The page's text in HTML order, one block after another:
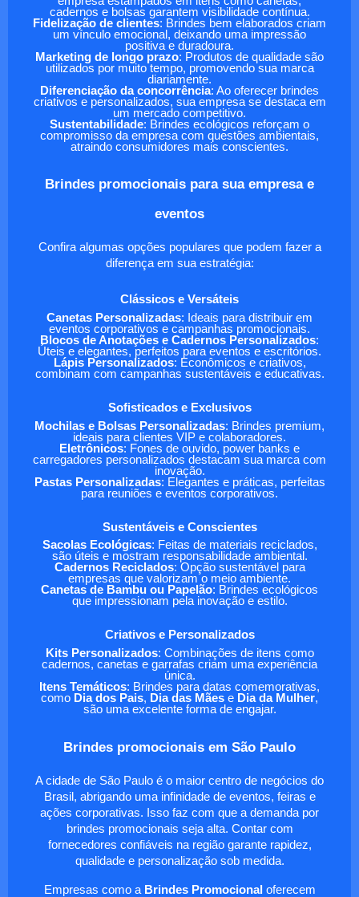
cadernos e bolsas garantem visibilidade contínua.
Fidelização de clientes: Brindes bem elaborados criam
um vínculo emocional, deixando uma impressão
positiva e duradoura.
Marketing de longo prazo: Produtos de qualidade são
utilizados por muito tempo, promovendo sua marca
diariamente.
Diferenciação da concorrência: Ao oferecer brindes
criativos e personalizados, sua empresa se destaca em
um mercado competitivo.
Sustentabilidade: Brindes ecológicos reforçam o
compromisso da empresa com questões ambientais,
atraindo consumidores mais conscientes.
Brindes promocionais para sua empresa e
eventos
Confira algumas opções populares que podem fazer a
diferença em sua estratégia:
Clássicos e Versáteis
Canetas Personalizadas: Ideais para distribuir em
eventos corporativos e campanhas promocionais.
Blocos de Anotações e Cadernos Personalizados:
Úteis e elegantes, perfeitos para eventos e escritórios.
Lápis Personalizados: Econômicos e criativos,
combinam com campanhas sustentáveis e educativas.
Sofisticados e Exclusivos
Mochilas e Bolsas Personalizadas: Brindes premium,
ideais para clientes VIP e colaboradores.
Eletrônicos: Fones de ouvido, power banks e
carregadores personalizados destacam sua marca com
inovação.
Pastas Personalizadas: Elegantes e práticas, perfeitas
para reuniões e eventos corporativos.
Sustentáveis e Conscientes
Sacolas Ecológicas: Feitas de materiais reciclados,
são úteis e mostram responsabilidade ambiental.
Cadernos Reciclados: Opção sustentável para
empresas que valorizam o meio ambiente.
Canetas de Bambu ou Papelão: Brindes ecológicos
que impressionam pela inovação e estilo.
Criativos e Personalizados
Kits Personalizados: Combinações de itens como
cadernos, canetas e garrafas criam uma experiência
única.
Itens Temáticos: Brindes para datas comemorativas,
como Dia dos Pais, Dia das Mães e Dia da Mulher,
são uma excelente forma de engajar.
Brindes promocionais em São Paulo
A cidade de São Paulo é o maior centro de negócios do
Brasil, abrigando uma infinidade de eventos, feiras e
ações corporativas. Isso faz com que a demanda por
brindes promocionais seja alta. Contar com
fornecedores confiáveis na região garante rapidez,
qualidade e personalização sob medida.
Empresas como a Brindes Promocionaloferecem